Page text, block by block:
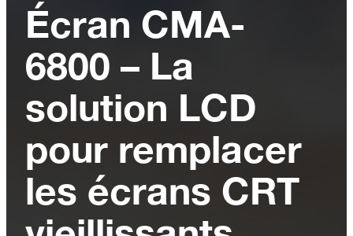
Écran CMA-
6800 – La
solution LCD
pour remplacer
les écrans CRT